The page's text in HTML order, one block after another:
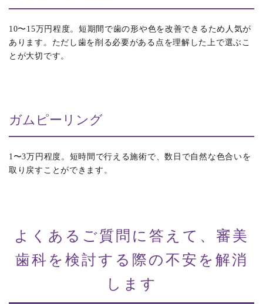
10〜15万円程度。短期間で歯の形や色を改善できるため人気が
あります。ただし歯を削る必要がある点を理解した上で選ぶこ
とが大切です。
ガムピーリング
1〜3万円程度。短時間で行える施術で、数日で自然な色合いを
取り戻すことができます。
よくあるご質問に答えて、審美
歯科を検討する際の不安を解消
します